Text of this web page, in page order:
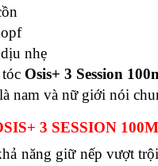
nhẹ
Osis+ 3 Session
nam và nữ giới nói
3 SESSION
năng giữ nếp vượt